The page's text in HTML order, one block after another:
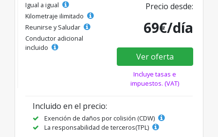
Igual a igual
Kilometraje ilimitado
Reunirse y Saludar
Conductor adicional
incluido
Precio desde:
69€/día
Ver oferta
Incluye tasas e
impuestos. (VAT)
Incluido en el precio:
Exención de daños por colisión (CDW)
La responsabilidad de terceros(TPL)